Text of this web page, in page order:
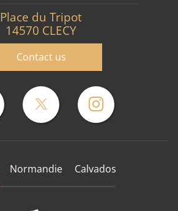
Place du Tripot
14570 CLECY
Contact us
Normandie Calvados